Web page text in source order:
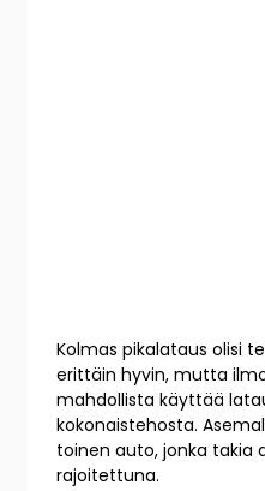
Kolmas pikalataus olisi
erittäin hyvin, mutta
mahdollista käyttää
kokonaistehosta.
toinen auto, jonka takia
rajoitettuna.